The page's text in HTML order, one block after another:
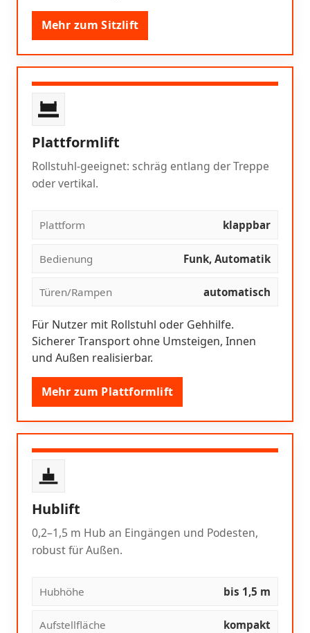
Mehr zum Sitzlift
Plattformlift
Rollstuhl-geeignet: schräg entlang der Treppe
oder vertikal.
Plattform klappbar
Bedienung Funk, Automatik
Türen/Rampen automatisch
Für Nutzer mit Rollstuhl oder Gehhilfe.
Sicherer Transport ohne Umsteigen, Innen
und Außen realisierbar.
Mehr zum Plattformlift
Hublift
0,2–1,5 m Hub an Eingängen und Podesten,
robust für Außen.
Hubhöhe bis 1,5 m
Aufstellfläche kompakt